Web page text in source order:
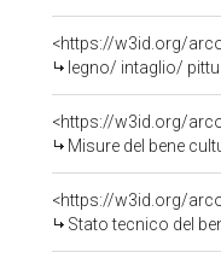
<https://w3id.org/
legno/ intaglio/
<https://w3id.org/
Misure del bene
<https://w3id.org/
Stato tecnico del